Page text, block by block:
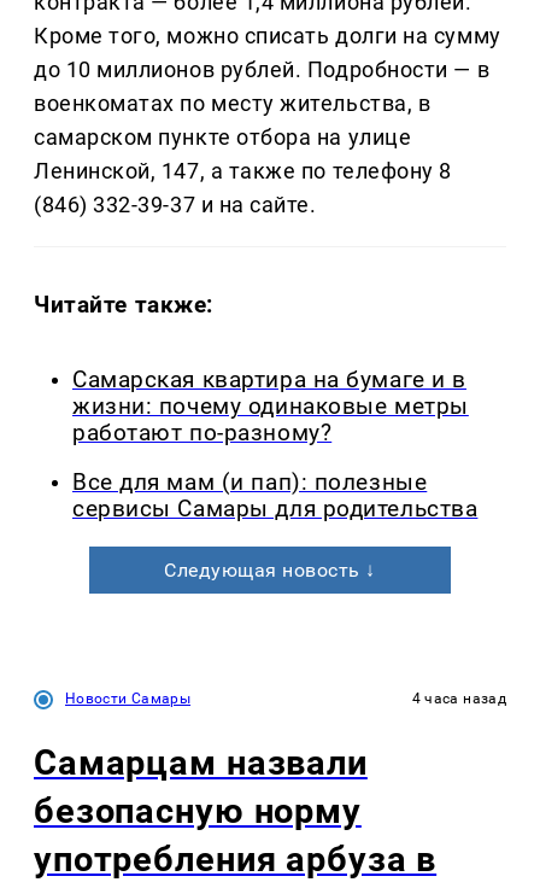
Кроме того, можно списать долги на сумму
до 10 миллионов рублей. Подробности — в
военкоматах по месту жительства, в
самарском пункте отбора на улице
Ленинской, 147, а также по телефону 8
(846) 332-39-37 и на сайте.
Читайте также:
Самарская квартира на бумаге и в
жизни: почему одинаковые метры
работают по-разному?
Все для мам (и пап): полезные
сервисы Самары для родительства
Следующая новость ↓
Новости Самары 4 часа назад
Самарцам назвали
безопасную норму
употребления арбуза в